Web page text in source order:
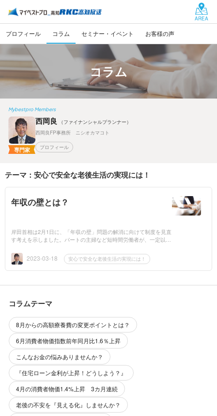
AREA
プロフィール コラム セミナー・イベント お客様の声
コラム
Mybestpro Members
専門家
西岡良
（ファイナンシャルプランナー）
西岡良FP事務所 ニシオカマコト
プロフィール
テーマ：安心で安全な老後生活の実現には！
年収の壁とは？
岸田首相は2月1日に、「年収の壁」問題の解消に向けて制度を見直
す考えを示しました。パートの主婦など短時間労働者が、一定以上
税制上の扶養者の...
2023-03-18 安心で安全な老後生活の実現には！
コラムテーマ
8月からの高額療養費の変更ポイントとは？
6月消費者物価指数前年同月比1.6％上昇
こんなお金の悩みありませんか？
『住宅ローン金利が上昇！どうしよう？』
4月の消費者物価1.4%上昇 3カ月連続
老後の不安を『見える化』しませんか？